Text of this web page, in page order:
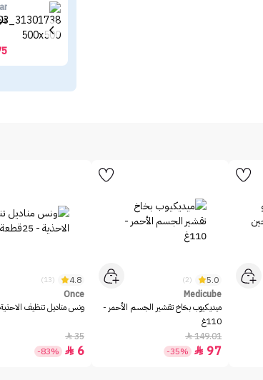
5.0
(2)
Medicube
ميديكيوب بخاخ تقشير الجسم الأحمر -
110غ
149.01

97

-35%
4.8
(13)
Once
ونس مناديل تنظيف الاحذية -
35

6

-83%